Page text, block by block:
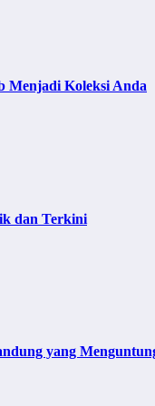
Menjadi Koleksi Anda
dan Terkini
yang